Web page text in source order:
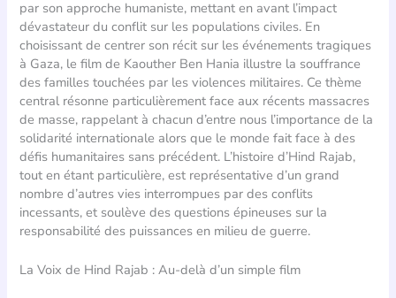
par son approche humaniste, mettant en avant l’impact
dévastateur du conflit sur les populations civiles. En
choisissant de centrer son récit sur les événements tragiques
à Gaza, le film de Kaouther Ben Hania illustre la souffrance
des familles touchées par les violences militaires. Ce thème
central résonne particulièrement face aux récents massacres
de masse, rappelant à chacun d’entre nous l’importance de la
solidarité internationale alors que le monde fait face à des
défis humanitaires sans précédent. L’histoire d’Hind Rajab,
tout en étant particulière, est représentative d’un grand
nombre d’autres vies interrompues par des conflits
incessants, et soulève des questions épineuses sur la
responsabilité des puissances en milieu de guerre.
La Voix de Hind Rajab : Au-delà d’un simple film